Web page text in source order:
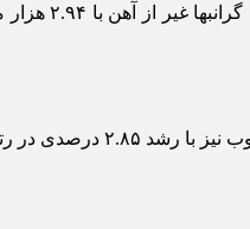
از نظر ارزش معاملات صنایع